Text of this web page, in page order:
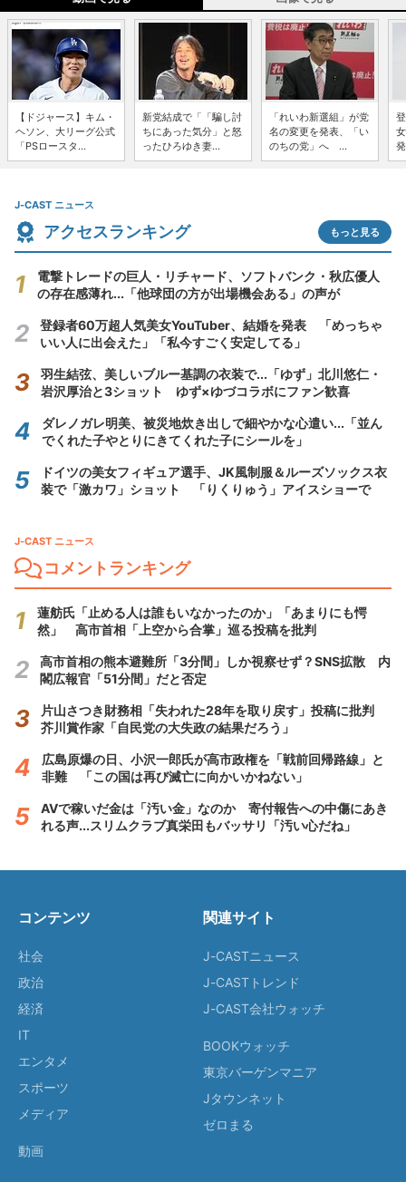
【ドジャース】キム・
ヘソン、大リーグ公式
「PSロースタ...
新党結成で「「騙し討
ちにあった気分」と怒
ったひろゆき妻...
「れいわ新選組」が党
名の変更を発表、「い
のちの党」へ ...
J-CAST ニュース
アクセスランキング もっと見る
電撃トレードの巨人・リチャード、ソフトバンク・秋広優人
の存在感薄れ...「他球団の方が出場機会ある」の声が
登録者60万超人気美女YouTuber、結婚を発表 「めっちゃ
いい人に出会えた」「私今すごく安定してる」
羽生結弦、美しいブルー基調の衣装で...「ゆず」北川悠仁・
岩沢厚治と3ショット ゆず×ゆづコラボにファン歓喜
ダレノガレ明美、被災地炊き出しで細やかな心遣い...「並ん
でくれた子やとりにきてくれた子にシールを」
ドイツの美女フィギュア選手、JK風制服＆ルーズソックス衣
装で「激カワ」ショット 「りくりゅう」アイスショーで
J-CAST ニュース
コメントランキング
蓮舫氏「止める人は誰もいなかったのか」「あまりにも愕
然」 高市首相「上空から合掌」巡る投稿を批判
高市首相の熊本避難所「3分間」しか視察せず？SNS拡散 内
閣広報官「51分間」だと否定
片山さつき財務相「失われた28年を取り戻す」投稿に批判
芥川賞作家「自民党の大失政の結果だろう」
広島原爆の日、小沢一郎氏が高市政権を「戦前回帰路線」と
非難 「この国は再び滅亡に向かいかねない」
AVで稼いだ金は「汚い金」なのか 寄付報告への中傷にあき
れる声...スリムクラブ真栄田もバッサリ「汚い心だね」
コンテンツ
社会
政治
経済
IT
エンタメ
スポーツ
メディア
動画
関連サイト
J-CASTニュース
J-CASTトレンド
J-CAST会社ウォッチ
BOOKウォッチ
東京バーゲンマニア
Jタウンネット
ゼロまる